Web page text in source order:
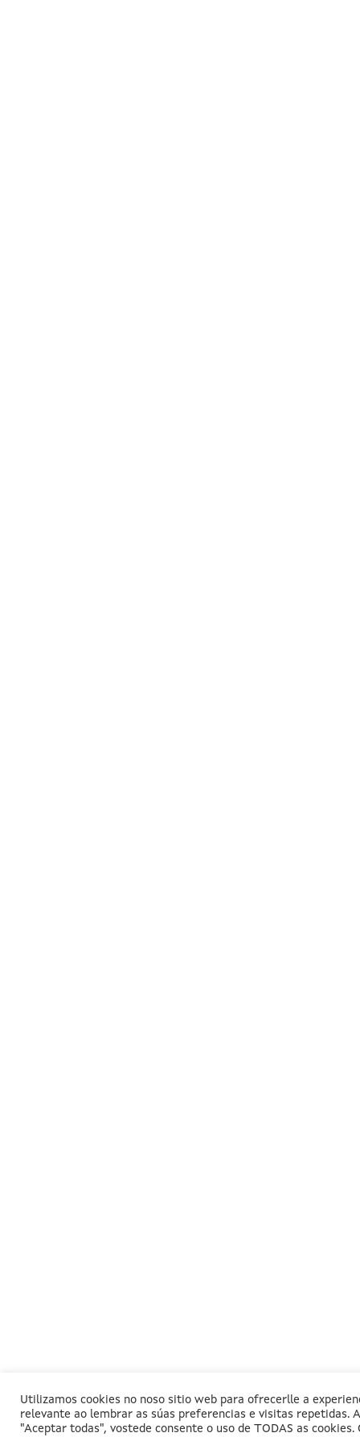
Utilizamos cookies no noso sitio web para ofrecerlle a
relevante ao lembrar as súas preferencias e visitas repetidas.
"Aceptar todas", vostede consente o uso de TODAS as cookies.